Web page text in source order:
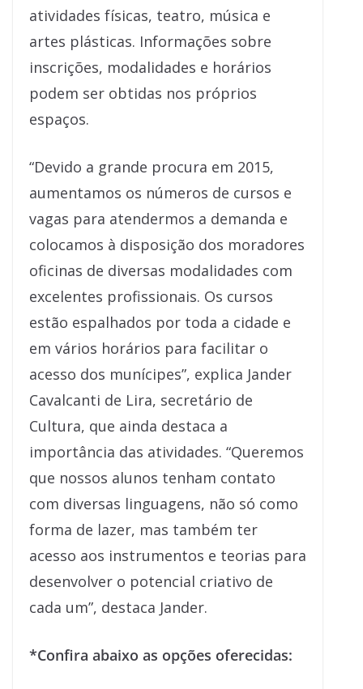
atividades físicas, teatro, música e
artes plásticas. Informações sobre
inscrições, modalidades e horários
podem ser obtidas nos próprios
espaços.
“Devido a grande procura em 2015,
aumentamos os números de cursos e
vagas para atendermos a demanda e
colocamos à disposição dos moradores
oficinas de diversas modalidades com
excelentes profissionais. Os cursos
estão espalhados por toda a cidade e
em vários horários para facilitar o
acesso dos munícipes”, explica Jander
Cavalcanti de Lira, secretário de
Cultura, que ainda destaca a
importância das atividades. “Queremos
que nossos alunos tenham contato
com diversas linguagens, não só como
forma de lazer, mas também ter
acesso aos instrumentos e teorias para
desenvolver o potencial criativo de
cada um”, destaca Jander.
*Confira abaixo as opções oferecidas: